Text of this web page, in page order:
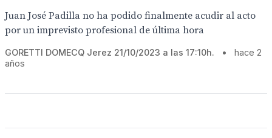
Juan José Padilla no ha podido finalmente acudir al acto
por un imprevisto profesional de última hora
GORETTI DOMECQ Jerez 21/10/2023 a las 17:10h. •
hace 2
años